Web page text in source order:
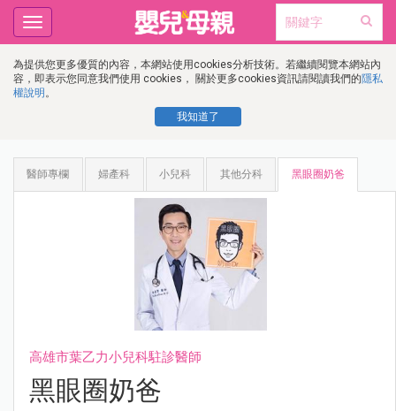
為提供您更多優質的內容，本網站使用cookies分析技術。若繼續閱覽本網站內
容，即表示您同意我們使用 cookies， 關於更多cookies資訊請閱讀我們的隱私
權說明 。
我知道了
Toggle
navigation
醫師專欄 婦產科 小兒科 其他分科 黑眼圈奶爸
高雄市葉乙力小兒科駐診醫師
黑眼圈奶爸